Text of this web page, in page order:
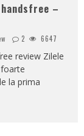
–
2 6647
review Zilele
la prima